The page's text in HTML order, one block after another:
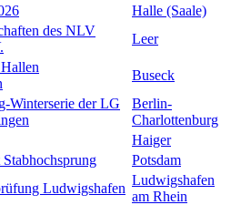
Halle (Saale)
des NLV
Leer
Buseck
Winterserie der LG
Berlin-
Charlottenburg
Haiger
Potsdam
Ludwigshafen
Ludwigshafen
am Rhein